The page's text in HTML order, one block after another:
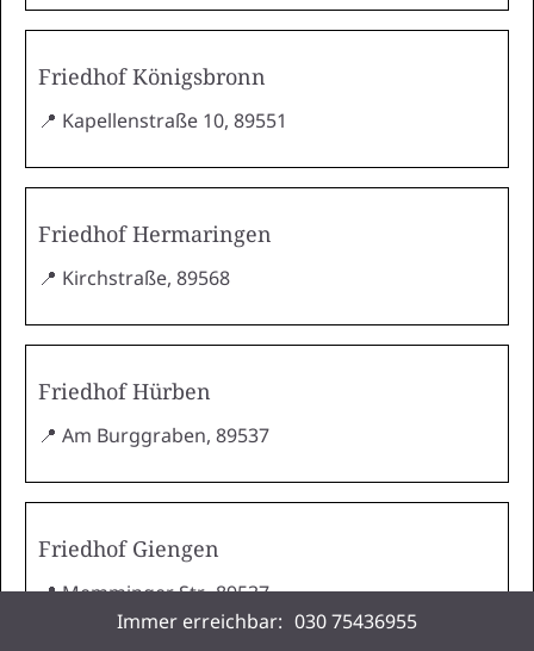
Friedhof Königsbronn
📍 Kapellenstraße 10, 89551
Friedhof Hermaringen
📍 Kirchstraße, 89568
Friedhof Hürben
📍 Am Burggraben, 89537
Friedhof Giengen
📍 Memminger Str., 89537
Immer erreichbar: 030 75436955